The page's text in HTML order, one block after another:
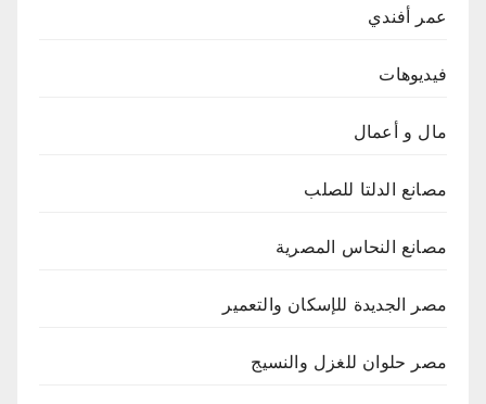
عمر أفندي
فيديوهات
مال و أعمال
مصانع الدلتا للصلب
مصانع النحاس المصرية
مصر الجديدة للإسكان والتعمير
مصر حلوان للغزل والنسيج